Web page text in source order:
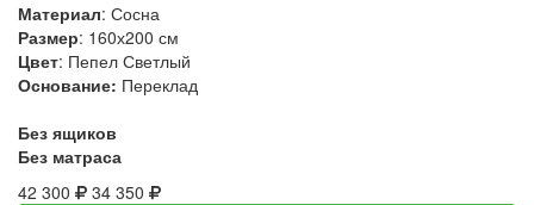
Материал: Сосна
Размер: 160х200 см
Цвет: Пепел Светлый
Основание: Переклад
Без ящиков
Без матраса
42 300
34 350